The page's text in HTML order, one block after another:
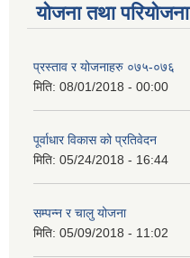
योजना तथा परियोजना
प्रस्ताव र योजनाहरु ०७५-०७६
मिति: 08/01/2018 - 00:00
पूर्वाधार विकास को प्रतिवेदन
मिति: 05/24/2018 - 16:44
सम्पन्न र चालु योजना
मिति: 05/09/2018 - 11:02